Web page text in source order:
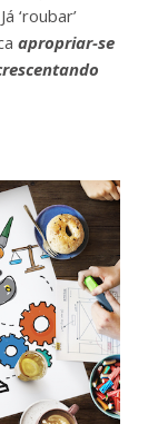
‘roubar’
apropriar-se